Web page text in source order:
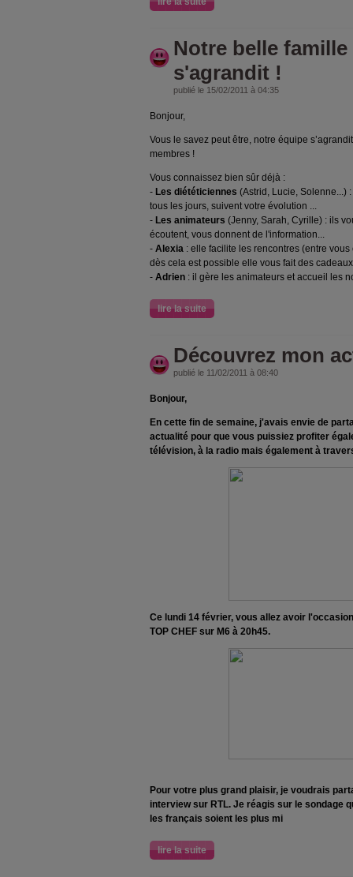
Notre belle
s'agrandit !
publié le 15/02/2011 à 04:35
Bonjour,
Vous le savez peut être, notre équipe
membres !
Vous connaissez bien sûr déjà :
- Les diététiciennes (Astrid, Lucie, Solenne...)
tous les jours, suivent votre évolution ...
- Les animateurs (Jenny, Sarah, Cyrille) : ils
écoutent, vous donnent de l'information...
- Alexia : elle facilite les rencontres (entre
dès cela est possible elle vous fait des
- Adrien : il gère les animateurs et accueil les
lire la suite
Découvrez mon
publié le 11/02/2011 à 08:40
Bonjour,
En cette fin de semaine, j'avais envie de
actualité pour que vous puissiez profiter
télévision, à la radio mais également à
Ce lundi 14 février, vous allez avoir
TOP CHEF sur M6 à 20h45.
Pour votre plus grand plaisir, je voudrais
interview sur RTL. Je réagis sur le sondage
les français soient les plus mi
lire la suite